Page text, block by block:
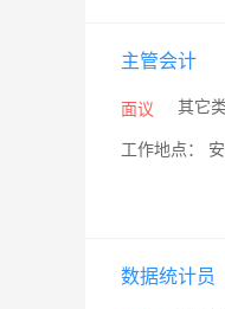
主管会计
面议 其它
工作地点：
数据统计员